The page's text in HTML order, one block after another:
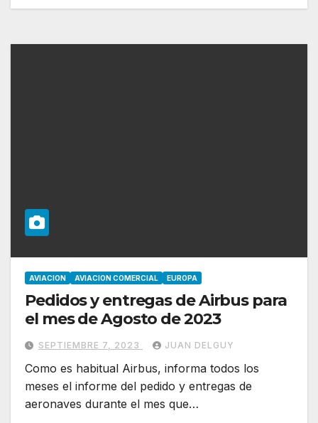
AVIACION AVIACION COMERCIAL EUROPA
Pedidos y entregas de Airbus para
el mes de Agosto de 2023
SEPTIEMBRE 7, 2023 JUAN DELGUY
Como es habitual Airbus, informa todos los
meses el informe del pedido y entregas de
aeronaves durante el mes que…